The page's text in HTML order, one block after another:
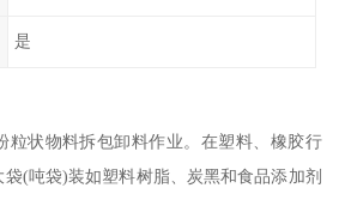
是
粒状物料拆包卸料作业。在塑料、橡胶行
(吨袋)装如塑料树脂、炭黑和食品添加剂